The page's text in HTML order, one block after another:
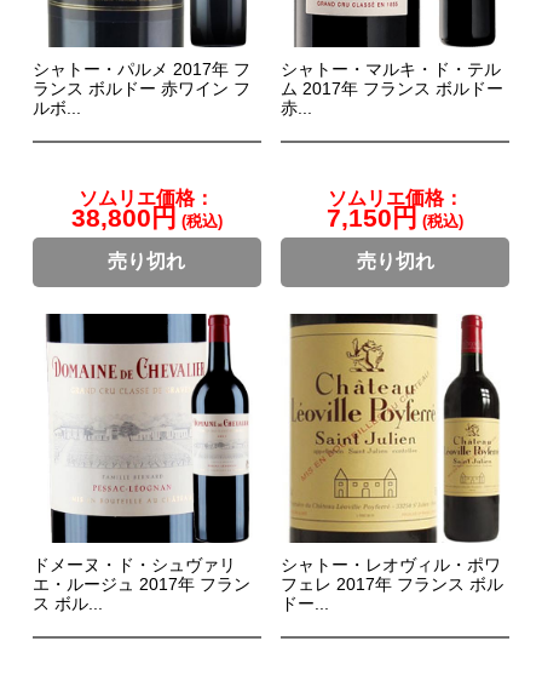
シャトー・パルメ 2017年 フ
ランス ボルドー 赤ワイン フ
ルボ...
ソムリエ価格：
38,800円 (税込)
売り切れ
シャトー・マルキ・ド・テル
ム 2017年 フランス ボルドー
赤...
ソムリエ価格：
7,150円 (税込)
売り切れ
ドメーヌ・ド・シュヴァリ
エ・ルージュ 2017年 フラン
ス ボル...
シャトー・レオヴィル・ポワ
フェレ 2017年 フランス ボル
ドー...